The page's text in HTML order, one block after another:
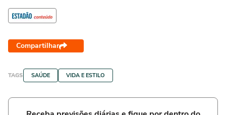
Compartilhar
TAGS SAÚDE VIDA E ESTILO